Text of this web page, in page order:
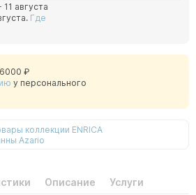
августа
Где
₽
у персонального
коллекции ENRICA
Azario
Описание Услуги